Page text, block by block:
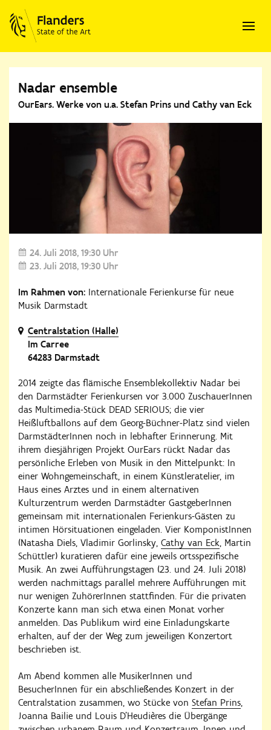
Nadar ensemble
OurEars. Werke von u.a. Stefan Prins und Cathy van Eck
24. Juli 2018 19:30 Uhr
23. Juli 2018 19:30 Uhr
Im Rahmen von: Internationale Ferienkurse für neue
Musik Darmstadt
Centralstation (Halle)
Im Carree
64283 Darmstadt
2014 zeigte das flämische Ensemblekollektiv Nadar bei
den Darmstädter Ferienkursen vor 3.000 ZuschauerInnen
das Multimedia-Stück DEAD SERIOUS; die vier
Heißluftballons auf dem Georg-Büchner-Platz sind vielen
DarmstädterInnen noch in lebhafter Erinnerung. Mit
ihrem diesjährigen Projekt OurEars rückt Nadar das
persönliche Erleben von Musik in den Mittelpunkt: In
einer Wohngemeinschaft, in einem Künstleratelier, im
Haus eines Arztes und in einem alternativen
Kulturzentrum werden Darmstädter GastgeberInnen
gemeinsam mit internationalen Ferienkurs-Gästen zu
intimen Hörsituationen eingeladen. Vier KomponistInnen
(Natasha Diels, Vladimir Gorlinsky, Cathy van Eck, Martin
Schüttler) kuratieren dafür eine jeweils ortsspezifische
Musik. An zwei Aufführungstagen (23. und 24. Juli 2018)
werden nachmittags parallel mehrere Aufführungen mit
nur wenigen ZuhörerInnen stattfinden. Für die privaten
Konzerte kann man sich etwa einen Monat vorher
anmelden. Das Publikum wird eine Einladungskarte
erhalten, auf der der Weg zum jeweiligen Konzertort
beschrieben ist.
Am Abend kommen alle MusikerInnen und
BesucherInnen für ein abschließendes Konzert in der
Centralstation zusammen, wo Stücke von Stefan Prins,
Joanna Bailie und Louis D’Heudières die Übergänge